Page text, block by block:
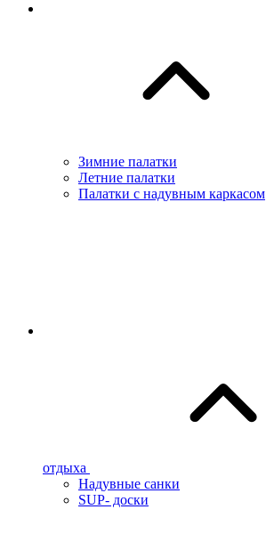
Зимние палатки
Летние палатки
Палатки с надувным каркасом
отдыха
Надувные санки
SUP- доски